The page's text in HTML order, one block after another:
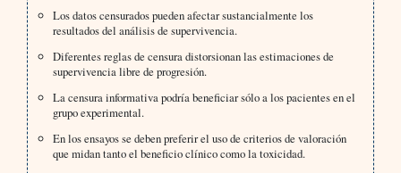
Los datos censurados pueden afectar sustancialmente los
resultados del análisis de supervivencia.
Diferentes reglas de censura distorsionan las estimaciones de
supervivencia libre de progresión.
La censura informativa podría beneficiar sólo a los pacientes en el
grupo experimental.
En los ensayos se deben preferir el uso de criterios de valoración
que midan tanto el beneficio clínico como la toxicidad.